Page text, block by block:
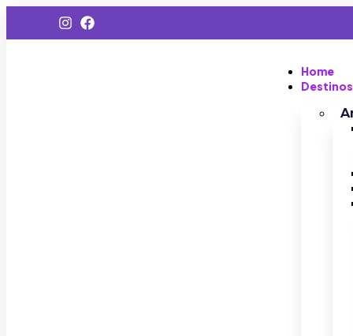
Home
Destinos